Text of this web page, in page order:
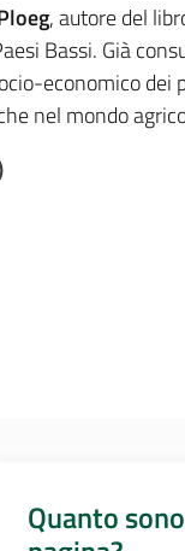
, autore del
Bassi. Già
economico
nel mondo
Quanto